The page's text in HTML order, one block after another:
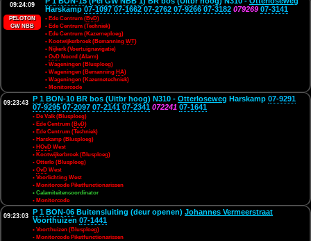
09:24:09
Harskamp 07-1097 07-1662 07-2762 07-9266 07-3182 079269 07-3141
PELOTON • Ede Centrum (BvD)
GW NBB
• Ede Centrum (Techniek)
• Ede Centrum (Kazerneploeg)
• Kootwijkerbroek (Bemanning WT)
• Nijkerk (Voertuignavigatie)
• OvD Noord (Alarm)
• Wageningen (Blusploeg)
• Wageningen (Bemanning HA)
• Wageningen (Kazernetechniek)
• Monitorcode
09:23:43 P 1 BON-10 BR bos (Uitbr hoog) N310 - Otterloseweg Harskamp 07-9291
07-9295 07-2097 07-2141 07-2341 072241 07-1641
• De Valk (Blusploeg)
• Ede Centrum (BvD)
• Ede Centrum (Techniek)
• Harskamp (Blusploeg)
• HOvD West
• Kootwijkerbroek (Blusploeg)
• Otterlo (Blusploeg)
• OvD West
• Voorlichting West
• Monitorcode Piketfunctionarissen
• Calamiteitencoordinator
• Monitorcode
09:23:03 P 1 BON-06 Buitensluiting (deur openen) Johannes Vermeerstraat
Voorthuizen 07-1441
• Voorthuizen (Blusploeg)
• Monitorcode Piketfunctionarissen